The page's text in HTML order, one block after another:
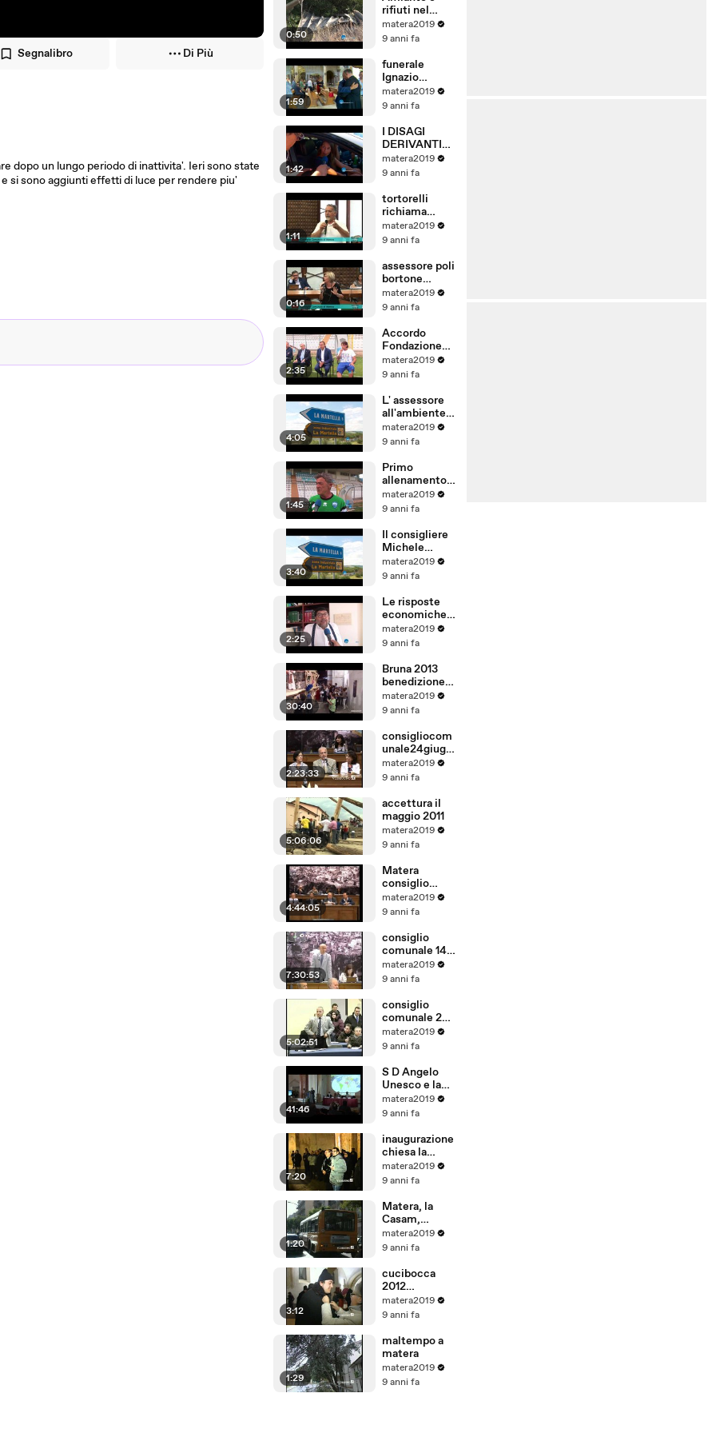
Segnalibro Di Più
dopo un lungo periodo di inattivita'. Ieri sono state
si sono aggiunti effetti di luce per rendere piu'
0:50
rifiuti nel
parco della
murgia
matera2019
9 anni fa
1:59
funerale
Ignazio
Olivieri
matera2019
9 anni fa
1:42
I DISAGI
DERIVANTI
DALLA
CHIUSURA
DI VIA LA
MARTELLA A
MATERA.
matera2019
9 anni fa
1:11
tortorelli
richiama
cotugno per
durata
o
matera2019
9 anni fa
0:16
assessore poli
bortone
ammirata per
la pulizia di
matera2019
9 anni fa
2:35
Accordo
Fondazione
Matera 2019
Matera calcio
matera2019
9 anni fa
4:05
L' assessore
all'ambiente
Adriana
Violetto sulla
rifiuti.
matera2019
9 anni fa
1:45
Primo
allenamento
del Matera
calcio allo
settembre.
matera2019
9 anni fa
3:40
Il consigliere
Michele
Lamacchia
interviene
o rifiuti
matera2019
9 anni fa
2:25
Le risposte
economiche
sulla gestione
rifiuti a
matera2019
9 anni fa
30:40
Bruna 2013
benedizione
del carro
matera2019
9 anni fa
2:23:33
consigliocom
unale24giugn
o2011.mp4
matera2019
9 anni fa
5:06:06
accettura il
maggio 2011
matera2019
9 anni fa
4:44:05
Matera
consiglio
comunale del
21
p4
matera2019
9 anni fa
7:30:53
consiglio
comunale 14
10 2011.mp4
matera2019
9 anni fa
5:02:51
consiglio
comunale 28
11 2011
matera2019
9 anni fa
41:46
S D Angelo
Unesco e la
protezione
delle risorse
caso dell
acquifero
Toledo in
Brasile
matera2019
9 anni fa
7:20
inaugurazione
chiesa la
vaglia.m4v
matera2019
9 anni fa
1:20
Matera, la
Casam,
revoca 4
licenziamenti
matera2019
9 anni fa
3:12
cucibocca
2012
preparativi
matera2019
9 anni fa
1:29
maltempo a
matera
matera2019
9 anni fa